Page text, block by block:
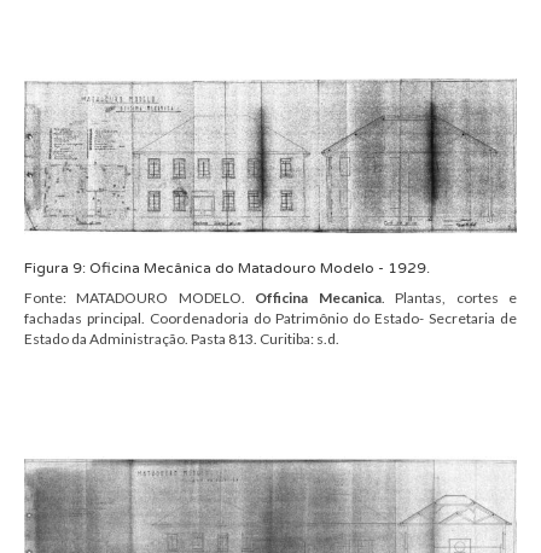
Figura 9: Oficina Mecânica do Matadouro Modelo - 1929.
Fonte:MATADOURO MODELO. Officina Mecanica.
Plantas, cortes e
fachadas principal. Coordenadoria do Patrimônio do Estado- Secretaria de
Estado da Administração. Pasta 813. Curitiba: s.d.